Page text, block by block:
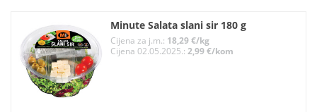
Minute Salata slani sir 180 g
Cijena za j.m.: 18,29 €/kg
Cijena 02.05.2025.: 2,99 €/kom